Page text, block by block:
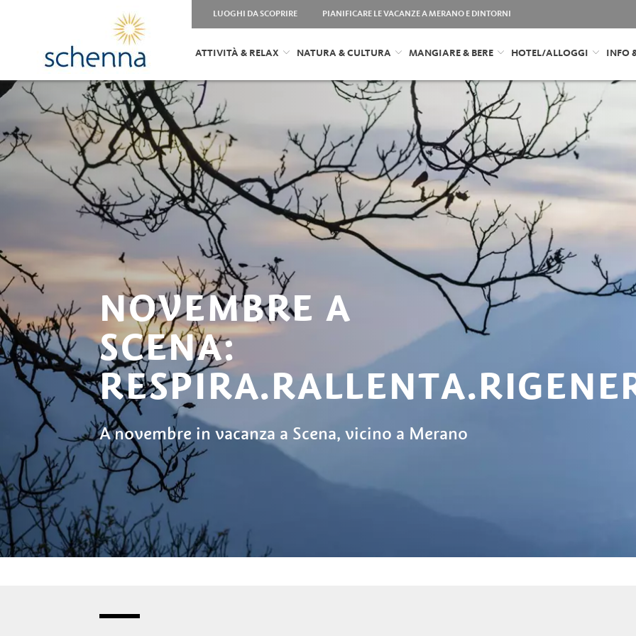
LUOGHI DA SCOPRIRE PIANIFICARE LE VACANZE A MERANO E DINTORNI
ATTIVITÀ & RELAX NATURA & CULTURA MANGIARE & BERE HOTEL/ALLOGGI INFO
NOVEMBRE A
SCENA:
A novembre in vacanza a Scena, vicino a Merano